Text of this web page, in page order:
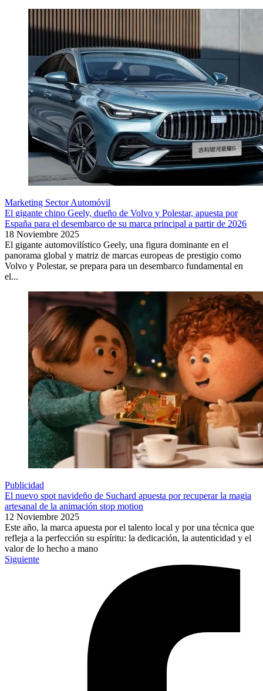
Marketing Sector Automóvil
El gigante chino Geely, dueño de Volvo y Polestar, apuesta por
España para el desembarco de su marca principal a partir de 2026
18 Noviembre 2025
El gigante automovilístico Geely, una figura dominante en el
panorama global y matriz de marcas europeas de prestigio como
Volvo y Polestar, se prepara para un desembarco fundamental en
el...
Publicidad
El nuevo spot navideño de Suchard apuesta por recuperar la magia
artesanal de la animación stop motion
12 Noviembre 2025
Este año, la marca apuesta por el talento local y por una técnica que
refleja a la perfección su espíritu: la dedicación, la autenticidad y el
valor de lo hecho a mano
Siguiente